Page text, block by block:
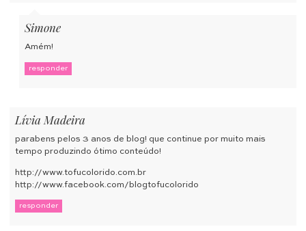
Simone
Amém!
responder
Lívia Madeira
parabens pelos 3 anos de blog! que continue por muito mais
tempo produzindo ótimo conteúdo!
http://www.tofucolorido.com.br
http://www.facebook.com/blogtofucolorido
responder